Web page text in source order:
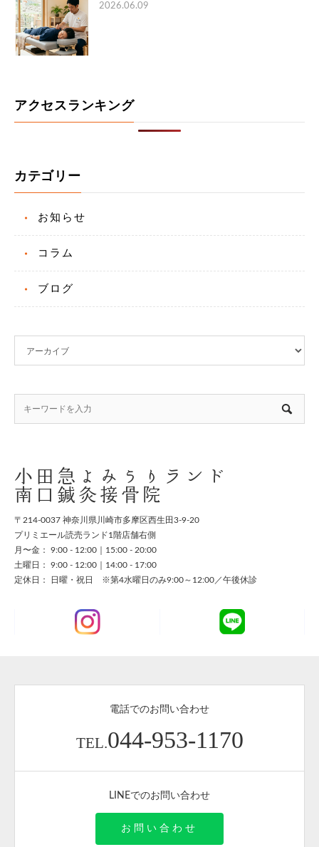
2026.06.09
アクセスランキング
カテゴリー
お知らせ
コラム
ブログ
小田急よみうりランド
南口鍼灸接骨院
〒214-0037 神奈川県川崎市多摩区西生田3-9-20
プリミエール読売ランド1階店舗右側
月〜金： 9:00 - 12:00｜15:00 - 20:00
土曜日： 9:00 - 12:00｜14:00 - 17:00
定休日： 日曜・祝日 ※第4水曜日のみ9:00～12:00／午後休診
電話でのお問い合わせ
TEL.044-953-1170
LINEでのお問い合わせ
お問い合わせ